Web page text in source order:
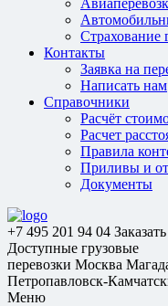
Страхование
Контакты
Заявка на
Написать нам
Справочники
Расчёт
Расчет
Правила
Приливы и
Документы
+7 495 201 94 04
Доступные грузовые
перевозки Москва
Петропавловск-
Меню